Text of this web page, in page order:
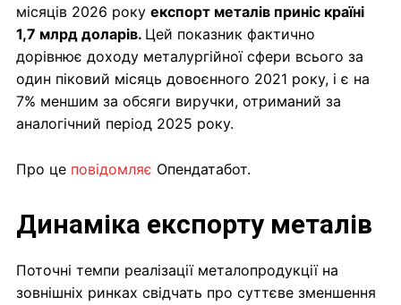
місяців 2026 року експорт металів приніс країні
1,7 млрд доларів. Цей показник фактично
дорівнює доходу металургійної сфери всього за
один піковий місяць довоєнного 2021 року, і є на
7% меншим за обсяги виручки, отриманий за
аналогічний період 2025 року.
Про це повідомляє Опендатабот.
Динаміка експорту металів
Поточні темпи реалізації металопродукції на
зовнішніх ринках свідчать про суттєве зменшення